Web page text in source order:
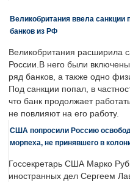
Великобритания ввела санкции
банков из РФ
Великобритания расширила
России.В него были
ряд банков, а также одно
Под санкции попал, в
что банк продолжает
не повлияют на его работу.
США попросили Россию
морпеха, не принявшего в
Госсекретарь США Марко
иностранных дел Сергеем